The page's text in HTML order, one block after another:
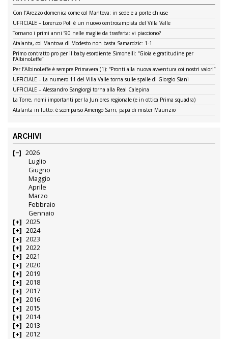
Con l’Arezzo domenica come col Mantova: in sede e a porte chiuse
UFFICIALE – Lorenzo Poli è un nuovo centrocampista del Villa Valle
Tornano i primi anni ’90 nelle maglie da trasferta: vi piacciono?
Atalanta, col Mantova di Modesto non basta Samardzic: 1-1
Primo contratto pro per il baby esordiente Simonelli: “Gioia e gratitudine per
l’AlbinoLeffe”
Per l’AlbinoLeffe è sempre Primavera (1): “Pronti alla nuova avventura coi nostri valori”
UFFICIALE – La numero 11 del Villa Valle torna sulle spalle di Giorgio Siani
UFFICIALE – Alessandro Sangiorgi torna alla Real Calepina
La Torre, nomi importanti per la Juniores regionale (e in ottica Prima squadra)
Atalanta in lutto: è scomparso Amerigo Sarri, papà di mister Maurizio
ARCHIVI
2026
Luglio
Giugno
Maggio
Aprile
Marzo
Febbraio
Gennaio
2025
2024
2023
2022
2021
2020
2019
2018
2017
2016
2015
2014
2013
2012